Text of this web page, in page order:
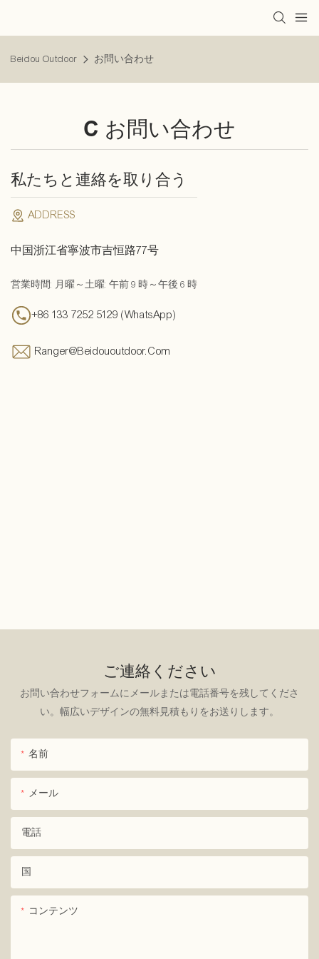
Beidou Outdoor お問い合わせ
C お問い合わせ
私たちと連絡を取り合う
ADDRESS
中国浙江省寧波市吉恒路77号
営業時間: 月曜～土曜: 午前 9 時～午後 6 時
+86 133 7252 5129 (WhatsApp)
Ranger@beidououtdoor.com
ご連絡ください
お問い合わせフォームにメールまたは電話番号を残してくださ
い。幅広いデザインの無料見積もりをお送りします。
名前
メール
電話
国
コンテンツ